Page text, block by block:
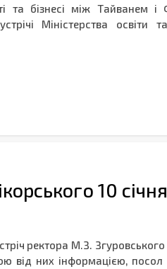
та бізнесі між Тайванем і
Міністерства освіти
10
ректора М.З.
від них інформацією,